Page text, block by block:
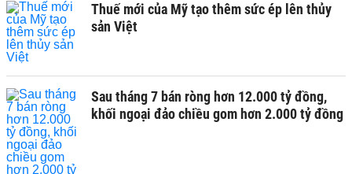
Thuế mới của Mỹ tạo thêm sức ép lên thủy
sản Việt
Sau tháng 7 bán ròng hơn 12.000 tỷ đồng,
khối ngoại đảo chiều gom hơn 2.000 tỷ đồng